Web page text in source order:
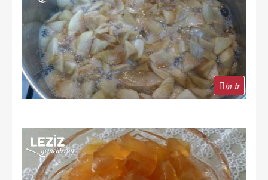
in it